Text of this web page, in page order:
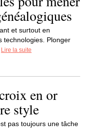
et surtout en
technologies. Plonger
Lire la suite
en or
style
pas toujours une tâche